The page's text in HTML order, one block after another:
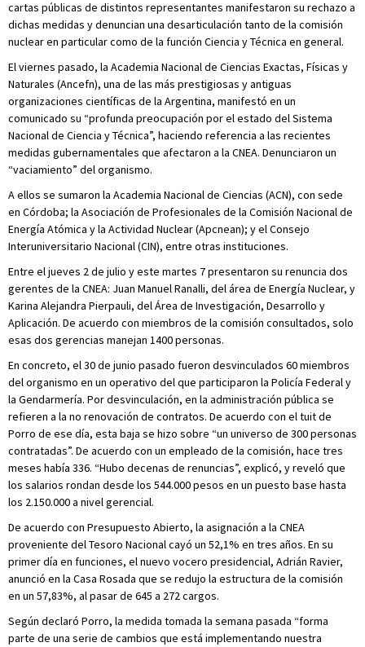
cartas públicas de distintos representantes manifestaron su rechazo a
dichas medidas y denuncian una desarticulación tanto de la comisión
nuclear en particular como de la función Ciencia y Técnica en general.
El viernes pasado, la Academia Nacional de Ciencias Exactas, Físicas y
Naturales (Ancefn), una de las más prestigiosas y antiguas
organizaciones científicas de la Argentina, manifestó en un
comunicado su “profunda preocupación por el estado del Sistema
Nacional de Ciencia y Técnica”, haciendo referencia a las recientes
medidas gubernamentales que afectaron a la CNEA. Denunciaron un
“vaciamiento” del organismo.
A ellos se sumaron la Academia Nacional de Ciencias (ACN), con sede
en Córdoba; la Asociación de Profesionales de la Comisión Nacional de
Energía Atómica y la Actividad Nuclear (Apcnean); y el Consejo
Interuniversitario Nacional (CIN), entre otras instituciones.
Entre el jueves 2 de julio y este martes 7 presentaron su renuncia dos
gerentes de la CNEA: Juan Manuel Ranalli, del área de Energía Nuclear, y
Karina Alejandra Pierpauli, del Área de Investigación, Desarrollo y
Aplicación. De acuerdo con miembros de la comisión consultados, solo
esas dos gerencias manejan 1400 personas.
En concreto, el 30 de junio pasado fueron desvinculados 60 miembros
del organismo en un operativo del que participaron la Policía Federal y
la Gendarmería. Por desvinculación, en la administración pública se
refieren a la no renovación de contratos. De acuerdo con el tuit de
Porro de ese día, esta baja se hizo sobre “un universo de 300 personas
contratadas”. De acuerdo con un empleado de la comisión, hace tres
meses había 336. “Hubo decenas de renuncias”, explicó, y reveló que
los salarios rondan desde los 544.000 pesos en un puesto base hasta
los 2.150.000 a nivel gerencial.
De acuerdo con Presupuesto Abierto, la asignación a la CNEA
proveniente del Tesoro Nacional cayó un 52,1% en tres años. En su
primer día en funciones, el nuevo vocero presidencial, Adrián Ravier,
anunció en la Casa Rosada que se redujo la estructura de la comisión
en un 57,83%, al pasar de 645 a 272 cargos.
Según declaró Porro, la medida tomada la semana pasada “forma
parte de una serie de cambios que está implementando nuestra